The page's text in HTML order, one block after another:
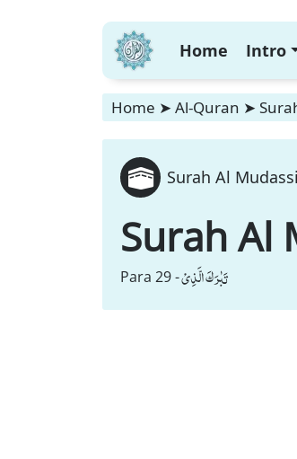
Home Intro
Home ➤ Al-Quran ➤
Surah Al
Surah Al
Para 29 -تَبٰرَكَ الَّذِیْ